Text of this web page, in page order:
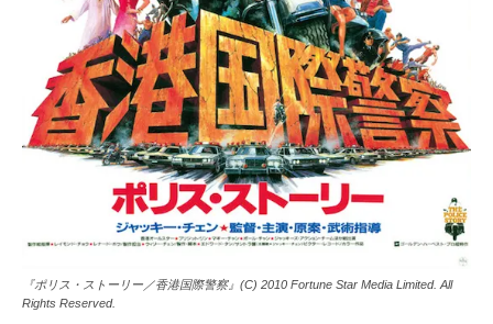
『ポリス・ストーリー／香港国際警察』(C) 2010 Fortune Star Media Limited. All
Rights Reserved.